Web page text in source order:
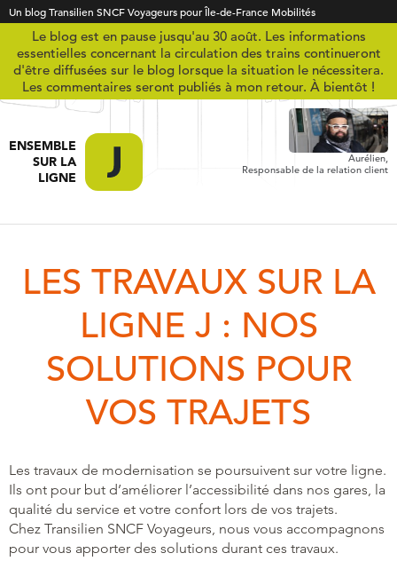
Un blog Transilien SNCF Voyageurs pour Île-de-France Mobilités
Le blog est en pause jusqu'au 30 août. Les informations
essentielles concernant la circulation des trains continueront
d'être diffusées sur le blog lorsque la situation le nécessitera.
Les commentaires seront publiés à mon retour. À bientôt !
ENSEMBLE
SUR LA
LIGNE
Aurélien,
Responsable de la relation client
LES TRAVAUX SUR LA
LIGNE J : NOS
SOLUTIONS POUR
VOS TRAJETS
Les travaux de modernisation se poursuivent sur votre ligne.
Ils ont pour but d’améliorer l’accessibilité dans nos gares, la
qualité du service et votre confort lors de vos trajets.
Chez Transilien SNCF Voyageurs, nous vous accompagnons
pour vous apporter des solutions durant ces travaux.